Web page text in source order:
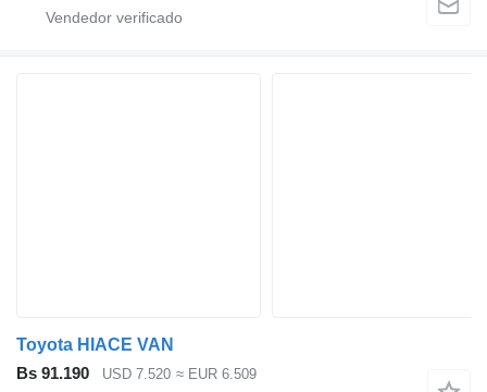
Toyota HIACE VAN
Bs 91.190
USD 7.520 ≈ EUR 6.509